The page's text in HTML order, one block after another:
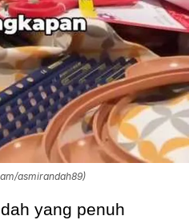
asmirandah89)
yang penuh